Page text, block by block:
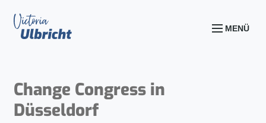
MENÜ
Change Congress in
Düsseldorf